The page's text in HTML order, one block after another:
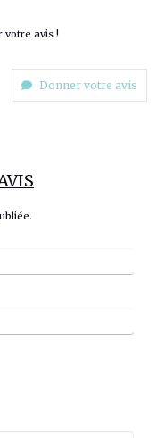
votre avis !
Donner votre avis